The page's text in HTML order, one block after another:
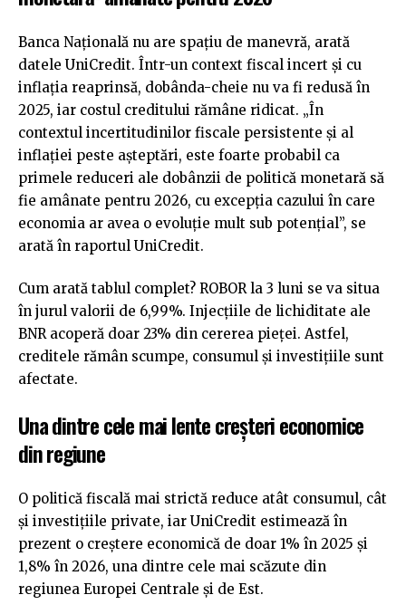
Banca Națională nu are spațiu de manevră, arată
datele UniCredit. Într-un context fiscal incert și cu
inflația reaprinsă, dobânda-cheie nu va fi redusă în
2025, iar costul creditului rămâne ridicat. „În
contextul incertitudinilor fiscale persistente și al
inflației peste așteptări, este foarte probabil ca
primele reduceri ale dobânzii de politică monetară să
fie amânate pentru 2026, cu excepția cazului în care
economia ar avea o evoluție mult sub potențial”, se
arată în raportul UniCredit.
Cum arată tablul complet? ROBOR la 3 luni se va situa
în jurul valorii de 6,99%. Injecțiile de lichiditate ale
BNR acoperă doar 23% din cererea pieței. Astfel,
creditele rămân scumpe, consumul și investițiile sunt
afectate.
Una dintre cele mai lente creșteri economice
din regiune
O politică fiscală mai strictă reduce atât consumul, cât
și investițiile private, iar UniCredit estimează în
prezent o creștere economică de doar 1% în 2025 și
1,8% în 2026, una dintre cele mai scăzute din
regiunea Europei Centrale și de Est.